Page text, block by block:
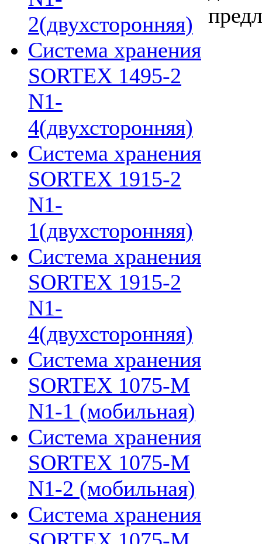
2(двухсторонняя)
Система хранения
SORTEX 1495-2
N1-
4(двухсторонняя)
Система хранения
SORTEX 1915-2
N1-
1(двухсторонняя)
Система хранения
SORTEX 1915-2
N1-
4(двухсторонняя)
Система хранения
SORTEX 1075-M
N1-1 (мобильная)
Система хранения
SORTEX 1075-M
N1-2 (мобильная)
Система хранения